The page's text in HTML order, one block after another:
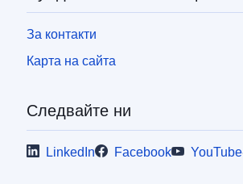
За контакти
Карта на сайта
Следвайте ни
LinkedIn Facebook YouTube